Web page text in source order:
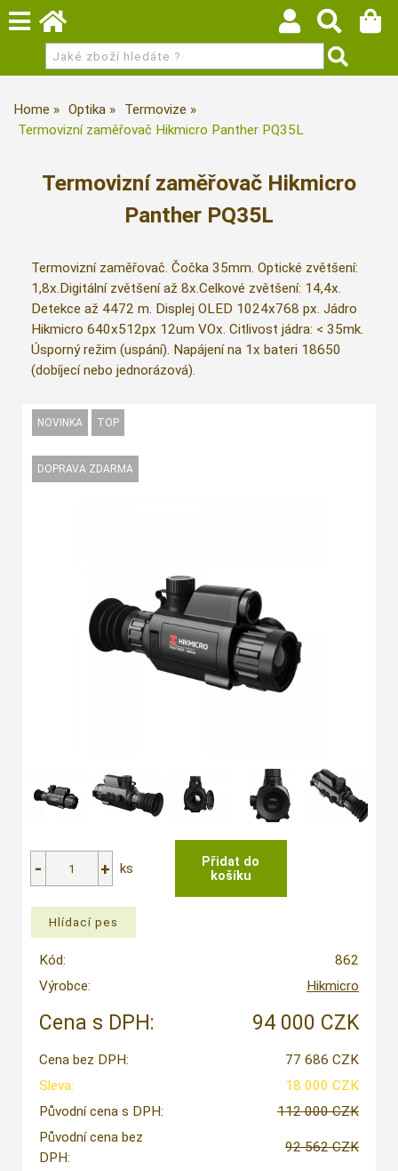
Home Optika
Termovize
Termovizní zaměřovač Hikmicro Panther PQ35L
Termovizní zaměřovač Hikmicro
Panther PQ35L
Termovizní zaměřovač. Čočka 35mm. Optické zvětšení:
1,8x.Digitální zvětšení až 8x.Celkové zvětšení: 14,4x.
Detekce až 4472 m. Displej OLED 1024x768 px. Jádro
Hikmicro 640x512px 12um VOx. Citlivost jádra: < 35mk.
Úsporný režim (uspání). Napájení na 1x bateri 18650
(dobíjecí nebo jednorázová).
ks
Kód:
862
Výrobce:
Hikmicro
Cena s DPH: 94 000 CZK
Cena bez DPH:
77 686 CZK
Sleva:
18 000 CZK
Původní cena s DPH:
112 000 CZK
Původní cena bez
DPH:
92 562 CZK